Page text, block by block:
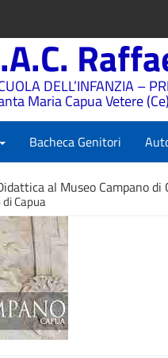
DELL’INFANZIA –
Maria Capua Vetere
Bacheca Genitori
al Museo Campano di
Capua